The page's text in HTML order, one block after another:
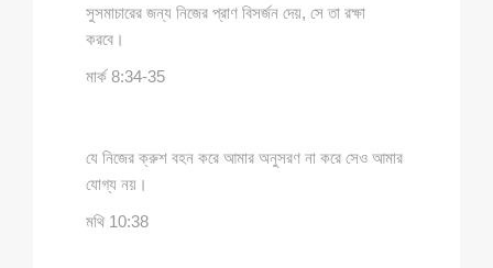
সুসমাচারের জন্য নিজের প্রাণ বিসর্জন দেয়, সে তা রক্ষা
করবে।
মার্ক 8:34-35
যে নিজের ক্রুশ বহন করে আমার অনুসরণ না করে সেও আমার
যোগ্য নয়।
মথি 10:38